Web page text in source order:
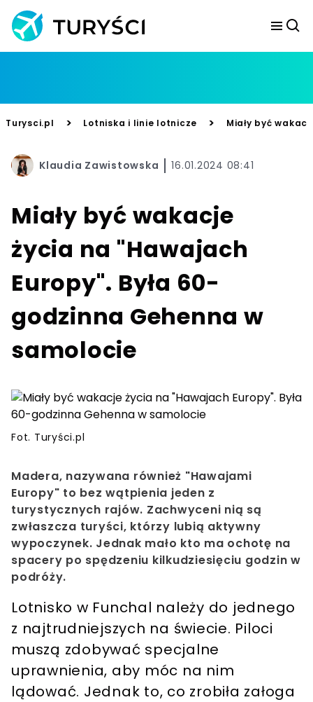
Turysci.pl > Lotniska i linie lotnicze > Miały być
Klaudia Zawistowska 16.01.2024 08:41
Miały być wakacje
życia na "Hawajach
Europy". Była 60-
godzinna Gehenna w
samolocie
Fot. Turyści.pl
Madera, nazywana również "Hawajami
Europy" to bez wątpienia jeden z
turystycznych rajów. Zachwyceni nią są
zwłaszcza turyści, którzy lubią aktywny
wypoczynek. Jednak mało kto ma ochotę na
spacery po spędzeniu kilkudziesięciu godzin w
podróży.
Lotnisko w Funchal należy do jednego
z najtrudniejszych na świecie. Piloci
muszą zdobywać specjalne
uprawnienia, aby móc na nim
lądować. Jednak to, co zrobiła załoga